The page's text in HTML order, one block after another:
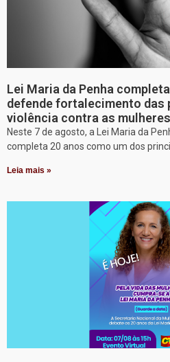
Lei Maria da Penha
defende fortalecimento das
violência contra as mulheres
Neste 7 de agosto, a Lei Maria da
completa 20 anos como um dos
Leia mais »